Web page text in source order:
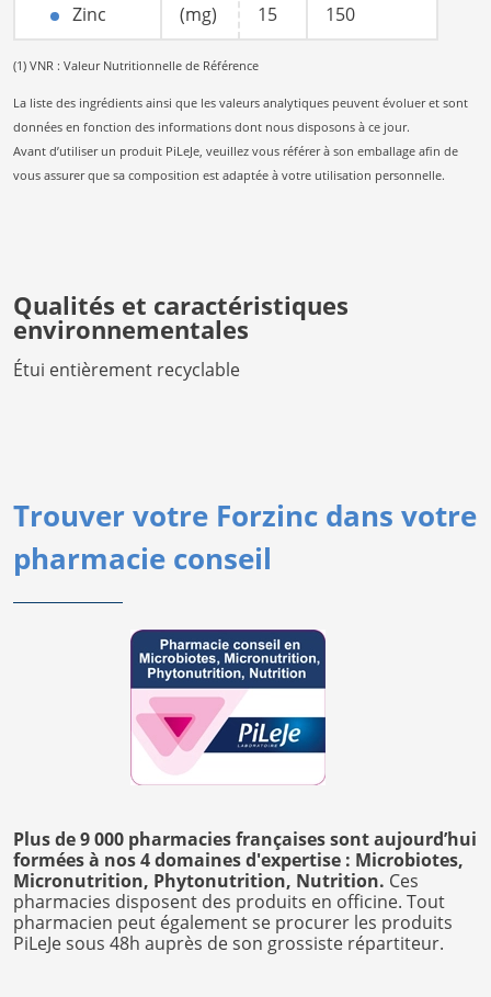
Zinc (mg) 15 150
(1) VNR : Valeur Nutritionnelle de Référence
La liste des ingrédients ainsi que les valeurs analytiques peuvent évoluer et sont
données en fonction des informations dont nous disposons à ce jour.
Avant d’utiliser un produit PiLeJe, veuillez vous référer à son emballage afin de
vous assurer que sa composition est adaptée à votre utilisation personnelle.
Qualités et caractéristiques
environnementales
Étui entièrement recyclable
Trouver votre Forzinc dans votre
pharmacie conseil
Plus de 9 000 pharmacies françaises sont aujourd’hui
formées à nos 4 domaines d'expertise : Microbiotes,
Micronutrition, Phytonutrition, Nutrition. Ces
pharmacies disposent des produits en officine. Tout
pharmacien peut également se procurer les produits
PiLeJe sous 48h auprès de son grossiste répartiteur.